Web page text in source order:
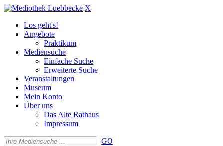
X
Los geht's!
Angebote
Praktikum
Mediensuche
Einfache Suche
Erweiterte Suche
Veranstaltungen
Museum
Mein Konto
Über uns
Das Alte Rathaus
Impressum
GO